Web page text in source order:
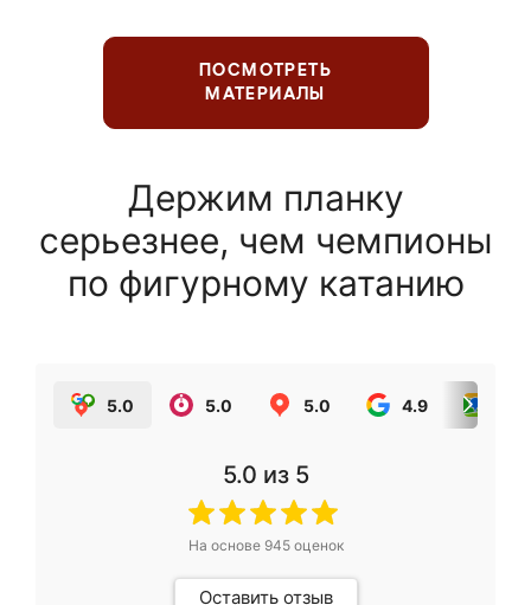
ПОСМОТРЕТЬ
МАТЕРИАЛЫ
Держим планку
серьезнее, чем чемпионы
по фигурному катанию
5.0 5.0 5.0 4.9
5.0 из 5
На основе 945оценок
Оставить отзыв